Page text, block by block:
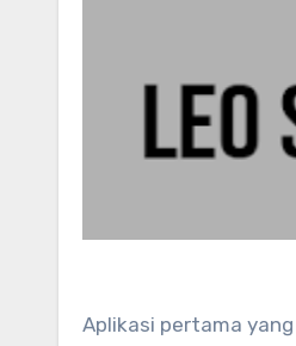
Aplikasi pertama